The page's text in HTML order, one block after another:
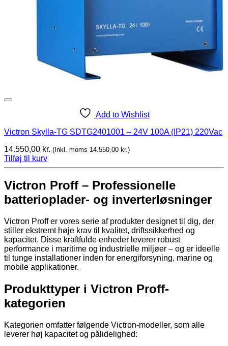
Add to Wishlist
Victron Skylla-TG SDTG2401001 – 24V 100A (IP21) 220Vac
14.550,00 kr. (Inkl. moms 14.550,00 kr.)
Tilføj til kurv
Victron Proff – Professionelle
batterioplader- og inverterløsninger
Victron Proff er vores serie af produkter designet til dig, der
stiller ekstremt høje krav til kvalitet, driftssikkerhed og
kapacitet. Disse kraftfulde enheder leverer robust
performance i maritime og industrielle miljøer – og er ideelle
til tunge installationer inden for energiforsyning, marine og
mobile applikationer.
Produkttyper i Victron Proff-
kategorien
Kategorien omfatter følgende Victron-modeller, som alle
leverer høj kapacitet og pålidelighed: